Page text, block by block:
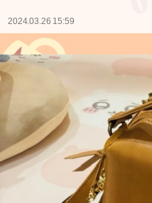
2024.03.26 15:59